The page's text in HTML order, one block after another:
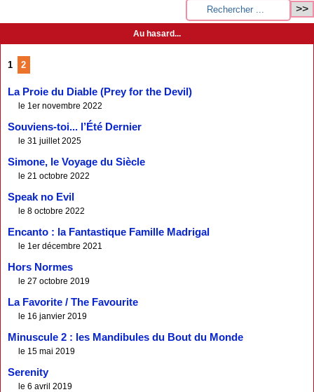
Au hasard...
1 2
La Proie du Diable (Prey for the Devil)
le 1er novembre 2022
Souviens-toi... l’Été Dernier
le 31 juillet 2025
Simone, le Voyage du Siècle
le 21 octobre 2022
Speak no Evil
le 8 octobre 2022
Encanto : la Fantastique Famille Madrigal
le 1er décembre 2021
Hors Normes
le 27 octobre 2019
La Favorite / The Favourite
le 16 janvier 2019
Minuscule 2 : les Mandibules du Bout du Monde
le 15 mai 2019
Serenity
le 6 avril 2019